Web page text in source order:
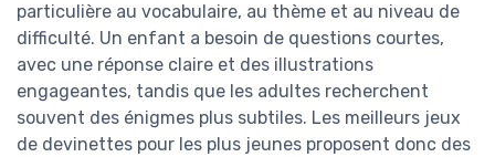
particulière au vocabulaire, au thème et au niveau de
difficulté. Un enfant a besoin de questions courtes,
avec une réponse claire et des illustrations
engageantes, tandis que les adultes recherchent
souvent des énigmes plus subtiles. Les meilleurs jeux
de devinettes pour les plus jeunes proposent donc des